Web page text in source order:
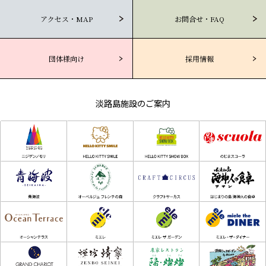
アクセス・MAP お問合せ・FAQ
団体様向け 採用情報
淡路島施設のご案内